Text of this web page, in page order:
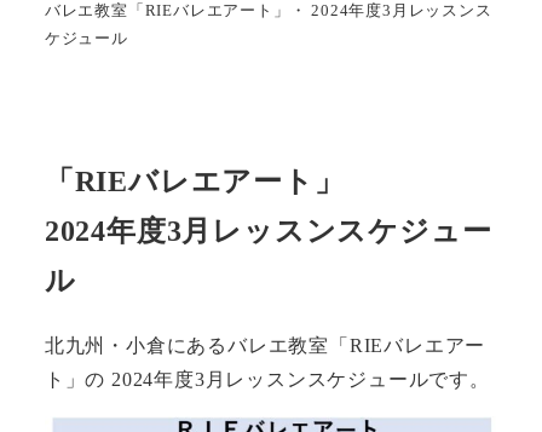
バレエ教室「RIEバレエアート」・ 2024年度3月レッスンス
ケジュール
「RIEバレエアート」
2024年度3月レッスンスケジュー
ル
北九州・小倉にあるバレエ教室「RIEバレエアー
ト」の 2024年度3月レッスンスケジュールです。